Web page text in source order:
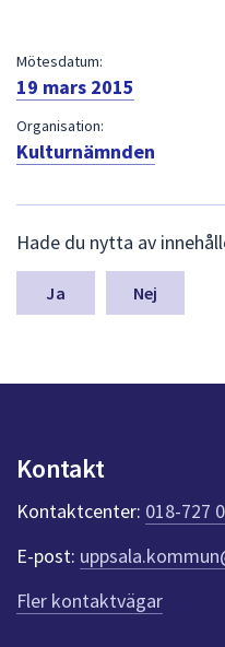
Mötesdatum:
19 mars 2015
Organisation:
Kulturnämnden
ä
m
a
n
k
t
e
r
f
ö
r
Hade du nytta av
Nej
Kontakt
Kontaktcenter: 018-727
E-post:
Fler kontaktvägar